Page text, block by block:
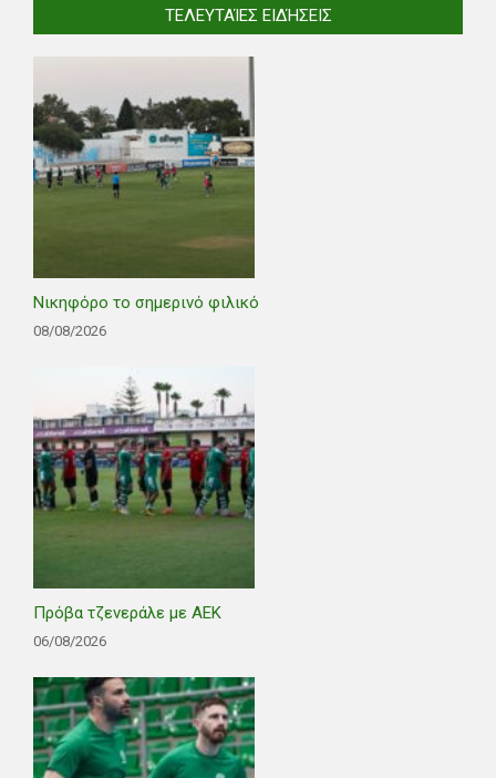
ΤΕΛΕΥΤΑΊΕΣ ΕΙΔΉΣΕΙΣ
Νικηφόρο το σημερινό φιλικό
08/08/2026
Πρόβα τζενεράλε με ΑΕΚ
06/08/2026